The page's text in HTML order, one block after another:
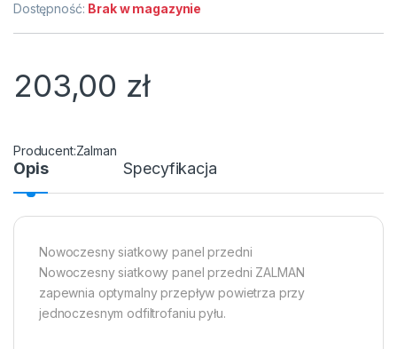
Dostępność: Brak w magazynie
203,00 zł
Zalman
Opis Specyfikacja
Nowoczesny siatkowy panel przedni
Nowoczesny siatkowy panel przedni ZALMAN
zapewnia optymalny przepływ powietrza przy
jednoczesnym odfiltrofaniu pyłu.